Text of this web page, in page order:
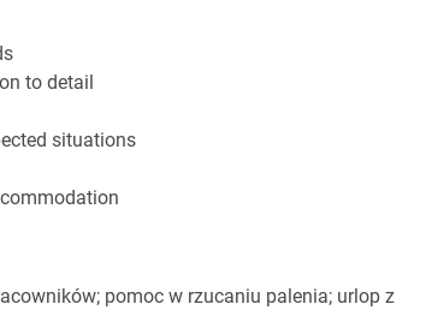
to detail
situations
pomoc w rzucaniu palenia; urlop z